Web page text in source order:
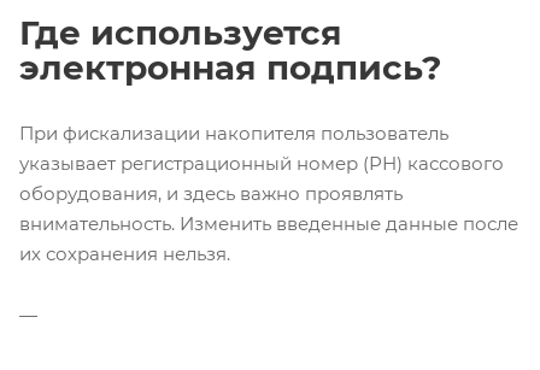
Где используется
электронная подпись?
При фискализации накопителя пользователь
указывает регистрационный номер (РН) кассового
оборудования, и здесь важно проявлять
внимательность. Изменить введенные данные после
их сохранения нельзя.